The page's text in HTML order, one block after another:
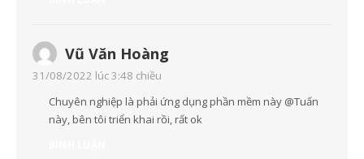
Vũ Văn Hoàng
31/08/2022 lúc 3:48 chiều
Chuyên nghiệp là phải ứng dụng phần mềm này @Tuấn
này, bên tôi triển khai rồi, rất ok